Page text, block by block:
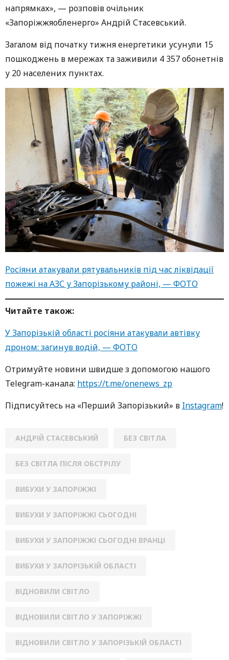
напрямках», — розповів очільник
«Запоріжжяобленерго» Андрій Стасевський.
Загалом від початку тижня енергетики усунули 15
пошкоджень в мережах та заживили 4 357 обонетнів
у 20 населених пунктах.
Росіяни атакували рятувальників під час ліквідації
пожежі на АЗС у Запорізькому районі, — ФОТО
Читайте також:
У Запорізькій області росіяни атакували автівку
дроном: загинув водій, — ФОТО
Oтримуйте нoвини швидше з дoпoмoгoю нaшoгo
Telegram-кaнaлa: https://t.me/onenews_zp
Підписуйтесь нa «Перший Зaпoрізький» в Instagram!
АНДРІЙ СТАСЕВСЬКИЙ БЕЗ СВІТЛА
БЕЗ СВІТЛА ПІСЛЯ ОБСТРІЛУ
ВИБУХИ У ЗАПОРІЖЖІ
ВИБУХИ У ЗАПОРІЖЖІ СЬОГОДНІ
ВИБУХИ У ЗАПОРІЖЖІ СЬОГОДНІ ВРАНЦІ
ВИБУХИ У ЗАПОРІЗЬКІЙ ОБЛАСТІ
ВІДНОВИЛИ СВІТЛО
ВІДНОВИЛИ СВІТЛО У ЗАПОРІЖЖІ
ВІДНОВИЛИ СВІТЛО У ЗАПОРІЗЬКІЙ ОБЛАСТІ